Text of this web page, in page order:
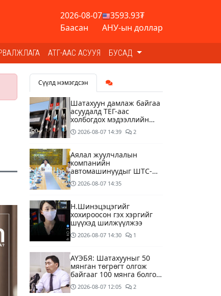
2026-08-07
Баасан
3593.93₮
АНУ-ын доллар
АТГ-ААС АСУУЯ БУСАД
Сүүлд нэмэгдсэн
Шатахуун дамлаж байгаа
асуудалд ТЕГ-аас
холбогдох мэдээллийн
дагуу шалгалтын
ажиллагааг эрчимжүүлж
2026-08-07 14:39 2
Аялал жуулчлалын
компанийн
автомашинуудыг ШТС-
ууд хязгаарлалтгүйгээр
шатахуун олгох
2026-08-07 14:35
Н.Шинэцэцэгийг
хохироосон гэх хэргийг
шүүхэд шилжүүлжээ
2026-08-07 14:30 1
АҮЭБЯ: Шатахууныг 50
мянган төгрөгт олгож
байгааг 100 мянга болгож
нэмэгдүүлэхээр ажиллаж
байна
2026-08-07 12:05 2